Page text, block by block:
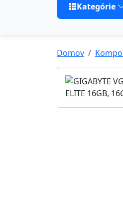
Kategórie
Domov